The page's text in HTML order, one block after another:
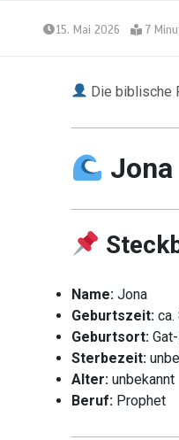
15. Mai 2026 7
Die biblische
Name:Jona
Geburtszeit:ca.
Geburtsort:
Sterbezeit:
Alter:unbekannt
Beruf:Prophet